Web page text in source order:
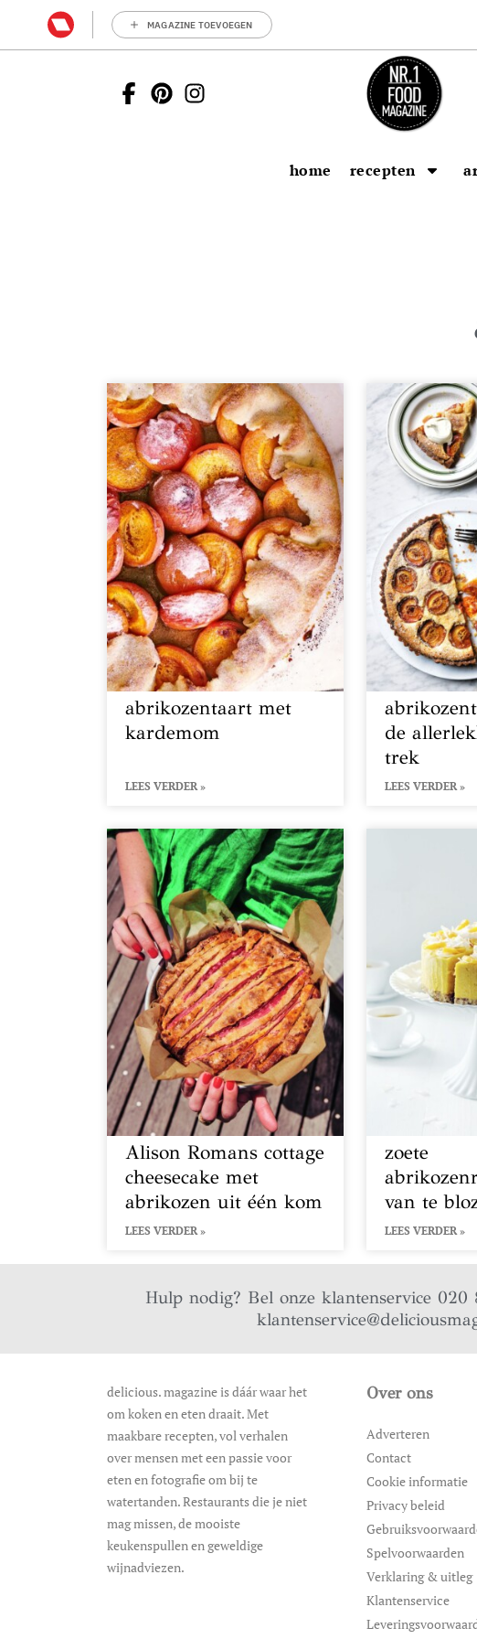
MAGAZINE TOEVOEGEN
home recepten
abrikozentaart met
kardemom
LEES VERDER »
de
trek
LEES VERDER »
Alison Romans cottage
cheesecake met
abrikozen uit één kom
LEES VERDER »
zoete
van te
LEES VERDER »
Hulp nodig? Bel onze klantenservice
delicious. magazine is dáár waar het
om koken en eten draait. Met
maakbare recepten, vol verhalen
over mensen met een passie voor
eten en fotografie om bij te
watertanden. Restaurants die je niet
mag missen, de mooiste
keukenspullen en geweldige
wijnadviezen.
Over ons
Adverteren
Contact
Cookie informatie
Privacy beleid
Spelvoorwaarden
Verklaring & uitleg
Klantenservice